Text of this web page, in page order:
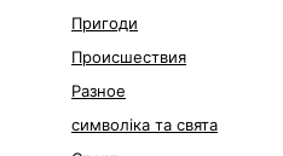
Пригоди
Происшествия
Разное
символіка та свята